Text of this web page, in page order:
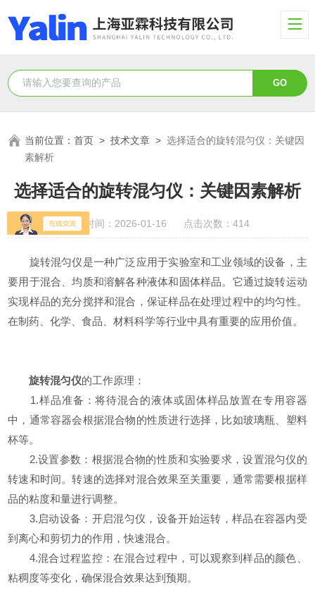
当前位置：首页 >技术文章 >选择适合的旋转混匀仪：关键因
素解析
选择适合的旋转混匀仪：关键因素解析
更新时间：2026-01-16 点击次数：414
旋转混匀仪是一种广泛应用于实验室和工业领域的设备，主
要用于混合、均质和溶解各种液体和固体样品。它通过旋转运动
实现样品的充分搅拌和混合，保证样品在处理过程中的均匀性。
在制药、化学、食品、材料科学等行业中具有重要的应用价值。
旋转混匀仪的工作原理：
1.样品准备：将待混合的液体或固体样品放置在专用容器
中，通常容器会根据混合物的性质进行选择，比如玻璃瓶、塑料
杯等。
2.设置参数：根据混合物的性质和实验要求，设置混匀仪的
转速和时间。转速的选择对混合效果至关重要，通常需要根据样
品的粘度和量进行调整。
3.启动设备：开启混匀仪，设备开始运转，样品在容器内受
到离心和剪切力的作用，快速混合。
4.混合过程监控：在混合过程中，可以观察到样品的颜色、
粘稠度等变化，确保混合效果达到预期。